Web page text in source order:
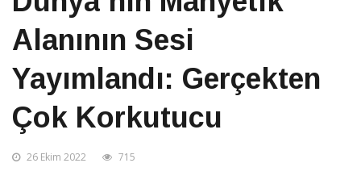
Alanının Sesi
Yayımlandı: Gerçekten
Çok Korkutucu
26 Ekim 2022 715